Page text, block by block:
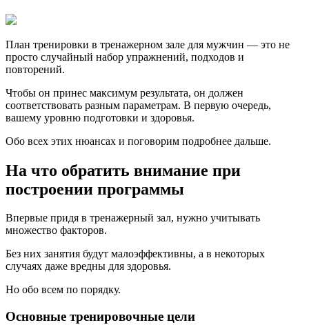
План тренировки в тренажерном зале для мужчин — это не
просто случайный набор упражнений, подходов и
повторений.
Чтобы он принес максимум результата, он должен
соответствовать разным параметрам. В первую очередь,
вашему уровню подготовки и здоровья.
Обо всех этих нюансах и поговорим подробнее дальше.
На что обратить внимание при
построении программы
Впервые придя в тренажерный зал, нужно учитывать
множество факторов.
Без них занятия будут малоэффективны, а в некоторых
случаях даже вредны для здоровья.
Но обо всем по порядку.
Основные тренировочные цели